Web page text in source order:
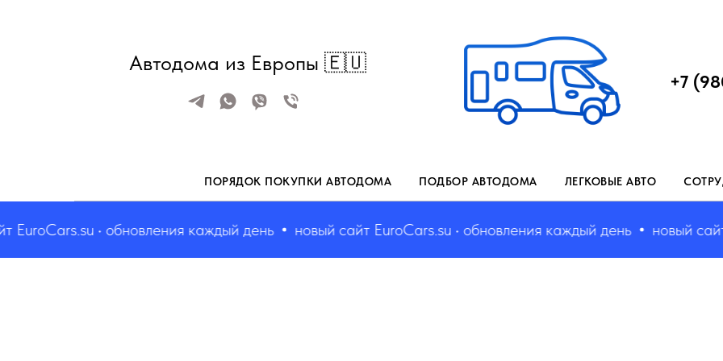
Автодома из Европы 🇪🇺
+7
ПОРЯДОК ПОКУПКИ АВТОДОМА ПОДБОР АВТОДОМА ЛЕГКОВЫЕ АВТО
• обновления каждый день новый сайт EuroCars.su • обновления каждый день новый сайт